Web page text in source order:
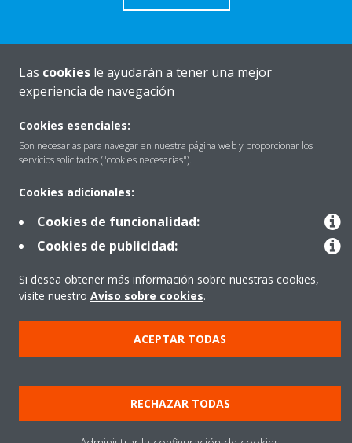
Quiénes somos
Destacados
Copyright © Daikin
Las cookies le ayudarán a tener una mejor
experiencia de navegación
Cookies esenciales:
Son necesarias para navegar en nuestra página web y proporcionar los
servicios solicitados ("cookies necesarias").
Cookies adicionales:
Cookies de funcionalidad:
Cookies de publicidad:
Si desea obtener más información sobre nuestras cookies,
visite nuestro Aviso sobre cookies.
ACEPTAR TODAS
RECHAZAR TODAS